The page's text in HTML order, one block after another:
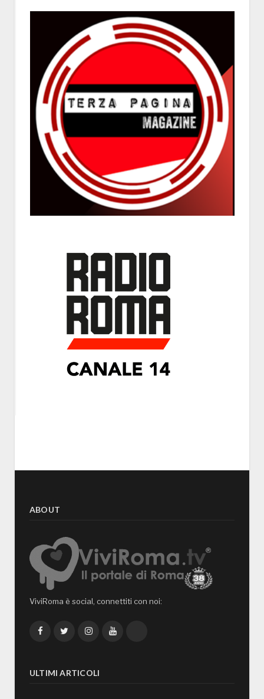
ABOUT
ViviRoma è social, connettiti con noi:
FacebookTwitterInstagramYouTube
ULTIMI ARTICOLI